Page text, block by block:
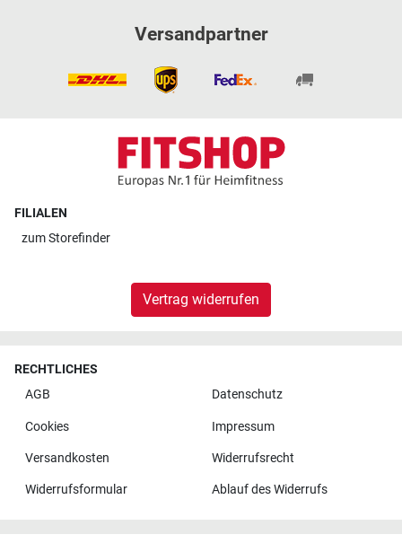
Versandpartner
FILIALEN
zumStorefinder
Vertrag widerrufen
RECHTLICHES
AGB
Datenschutz
Cookies Impressum
Versandkosten Widerrufsrecht
Widerrufsformular Ablauf des Widerrufs